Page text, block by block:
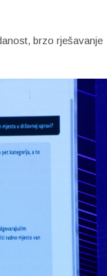
brzo rješavanje